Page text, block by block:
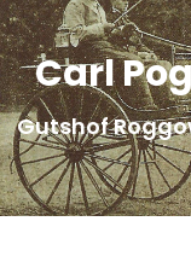
Carl
Gutshof